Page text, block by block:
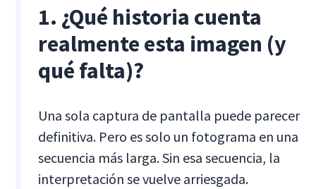
1. ¿Qué historia cuenta
realmente esta imagen (y
qué falta)?
Una sola captura de pantalla puede parecer
definitiva. Pero es solo un fotograma en una
secuencia más larga. Sin esa secuencia, la
interpretación se vuelve arriesgada.